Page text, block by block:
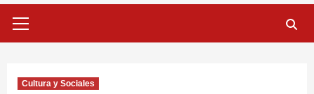
primario
Cultura y Sociales